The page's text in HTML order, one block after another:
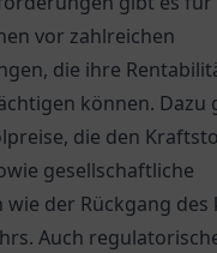
vor zahlreichen
die ihre
können. Dazu
die den
gesellschaftliche
der Rückgang des
Auch